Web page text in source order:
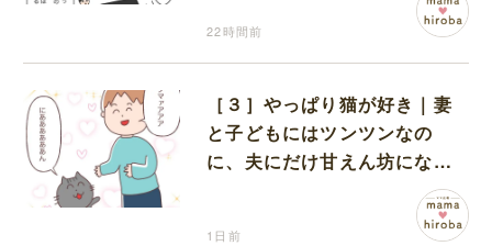
22時間前
［３］やっぱり猫が好き｜妻
と子どもにはツンツンなの
に、夫にだけ甘えん坊になる
1日前